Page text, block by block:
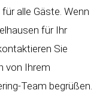
alle Gäste. Wenn
für Ihr
Sie
von Ihrem
Team begrüßen.